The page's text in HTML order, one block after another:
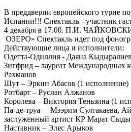
В преддверии европейского турне
Испании!!! Спектакль - участник
4 декабря в 17.00. П.И.
ОЗЕРО» Спектакль идет под
Действующие лица и исполнители:
Одетта-Одиллия - Даяна
Зигфрид – лауреат Международных
Рахманов
Шут – Эркин Абасов (1 исполнение)
Ротбарт – Руслан Алжанов
Королева – Виктория Теньзина (1
Па-де-труа – Мээрим Султакаева,
заслуженный артист КР Марат
Наставник – Элес Арыков